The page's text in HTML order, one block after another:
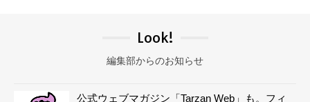
Look!
編集部からのお知らせ
公式ウェブマガジン「Tarzan Web」も。フィ